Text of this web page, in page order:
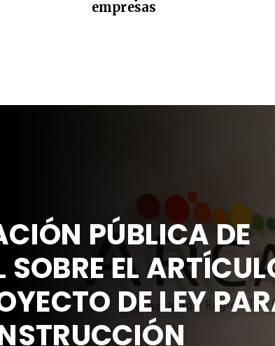
empresas
PÚBLICA DE
EL
DE LEY